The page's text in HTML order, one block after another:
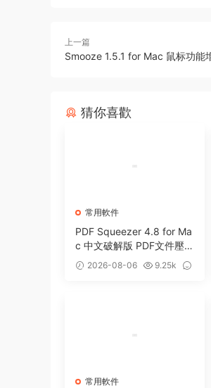
上一篇
Smooze 1.5.1 for Mac 鼠标功能
猜你喜歡
常用軟件
PDF Squeezer 4.8 for Ma
c 中文破解版 PDF文件壓
縮工具
2026-08-06
9.25k
常用軟件